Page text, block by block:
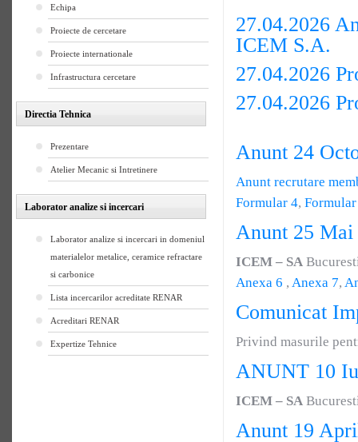
Echipa
Proiecte de cercetare
Proiecte internationale
Infrastructura cercetare
Directia Tehnica
Prezentare
Atelier Mecanic si Intretinere
Laborator analize si incercari
Laborator analize si incercari in domeniul
materialelor metalice, ceramice refractare
si carbonice
Lista incercarilor acreditate RENAR
Acreditari RENAR
Expertize Tehnice
27.04.2026
ICEM S.A.
27.04.2026
27.04.2026
Anunt 24
Anunt recrutare
Formular 4,
Anunt 25 Mai
ICEM – SA
Anexa 6 , Anexa 7,
Comunicat
Privind masurile
ANUNT 10
ICEM – SA
Anunt 19